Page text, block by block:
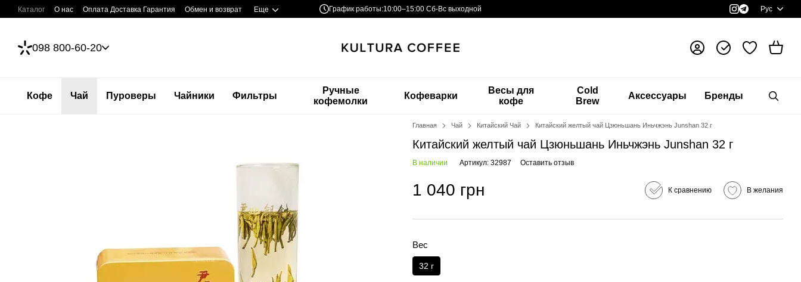
Перейти к основному контенту
Каталог О нас Оплата Доставка Гарантия Обмен и возврат Еще График работы:10:00–15:00 Сб-Вс выходной Рус
098 800-60-20
Кофе Чай Пуроверы Чайники Фильтры
Ручные
кофемолки
Кофеварки
Весы для
кофе
Cold
Brew
Аксессуары Бренды
Главная Чай Китайский Чай Китайский желтый чай Цзюньшань Иньчжэнь Junshan 32 г
Китайский желтый чай Цзюньшань Иньчжэнь Junshan 32 г
В наличии Артикул: 32987 Оставить отзыв
1 040 грн К сравнению В желания
Вес
32 г